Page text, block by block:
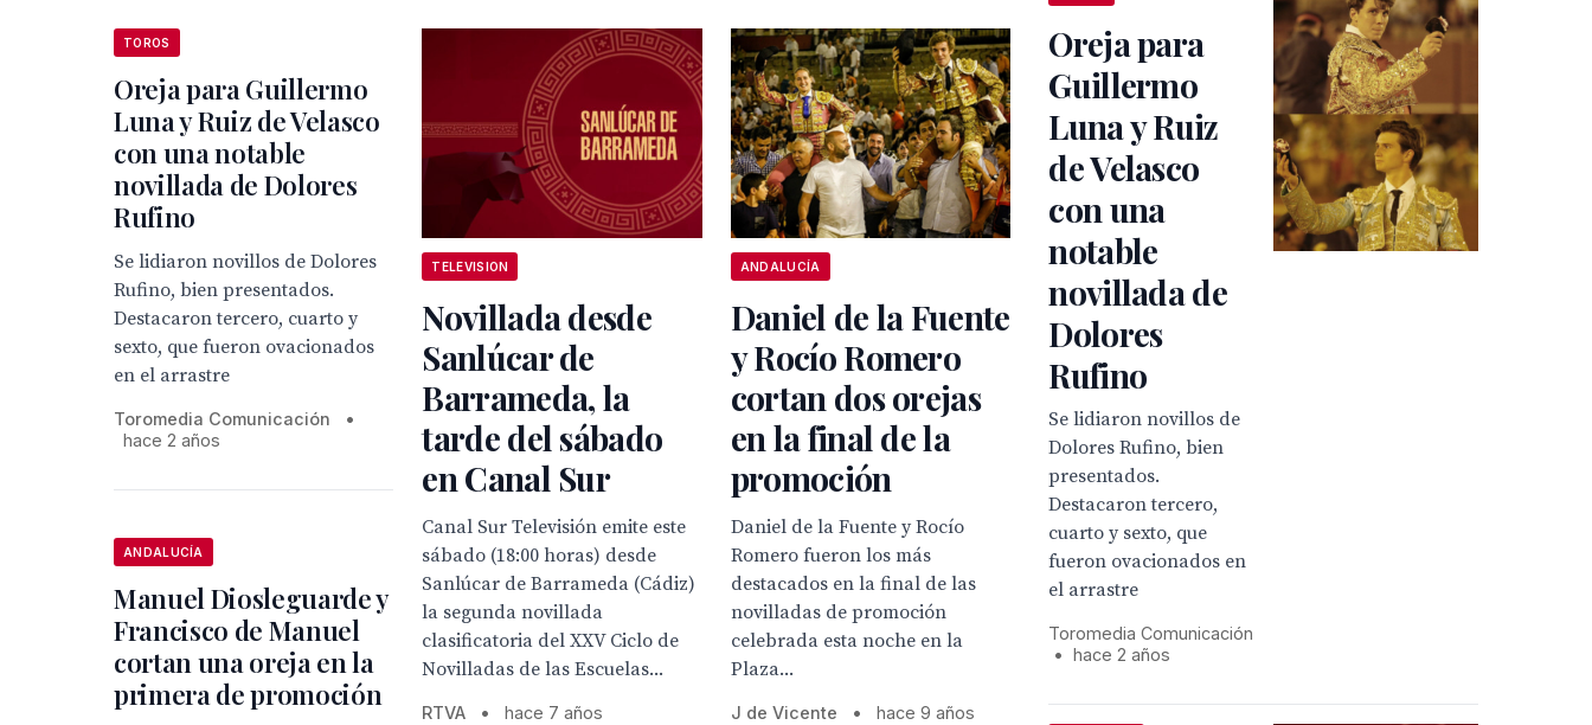
TOROS
Oreja para Guillermo
Luna y Ruiz de Velasco
con una notable
novillada de Dolores
Rufino
Se lidiaron novillos de Dolores
Rufino, bien presentados.
Destacaron tercero, cuarto y
sexto, que fueron ovacionados
en el arrastre
Toromedia Comunicación
•
hace 2 años
TELEVISION
Novillada desde
Sanlúcar de
Barrameda, la
tarde del sábado
en Canal Sur
Canal Sur Televisión emite este
sábado (18:00 horas) desde
Sanlúcar de Barrameda (Cádiz)
la segunda novillada
clasificatoria del XXV Ciclo de
Novilladas de las Escuelas...
RTVA • hace 7 años
ANDALUCÍA
Daniel de la Fuente
y Rocío Romero
cortan dos orejas
en la final de la
promoción
Daniel de la Fuente y Rocío
Romero fueron los más
destacados en la final de las
novilladas de promoción
celebrada esta noche en la
Plaza...
J de Vicente • hace 9 años
ANDALUCÍA
Manuel Diosleguarde y
Francisco de Manuel
cortan una oreja en la
primera de promoción
Oreja para
Guillermo
Luna y Ruiz
de Velasco
con una
notable
novillada de
Dolores
Rufino
Se lidiaron novillos de
Dolores Rufino, bien
presentados.
Destacaron tercero,
cuarto y sexto, que
fueron ovacionados en
el arrastre
Toromedia Comunicación
•
hace 2 años